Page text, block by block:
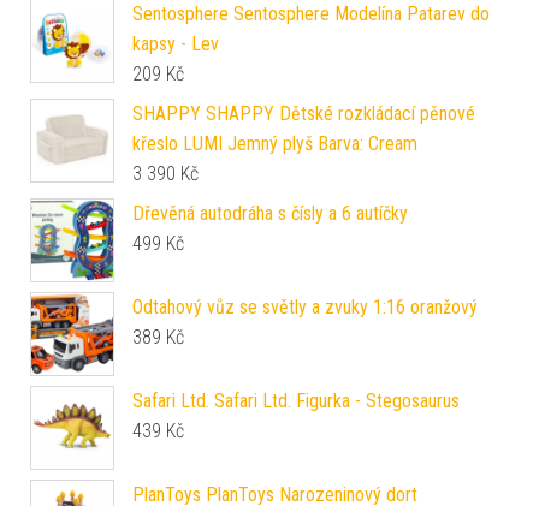
Sentosphere Sentosphere Modelína Patarev do
kapsy - Lev
209 Kč
SHAPPY SHAPPY Dětské rozkládací pěnové
křeslo LUMI Jemný plyš Barva: Cream
3 390 Kč
Dřevěná autodráha s čísly a 6 autíčky
499 Kč
Odtahový vůz se světly a zvuky 1:16 oranžový
389 Kč
Safari Ltd. Safari Ltd. Figurka - Stegosaurus
439 Kč
PlanToys PlanToys Narozeninový dort